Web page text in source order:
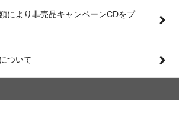
により非売品キャンペーンCDをプ
ついて